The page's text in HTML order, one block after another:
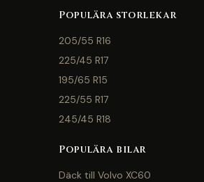
Populära storlekar
205/55 R16
225/45 R17
195/65 R15
225/55 R17
245/45 R18
Populära bilar
Däck till Volvo XC60